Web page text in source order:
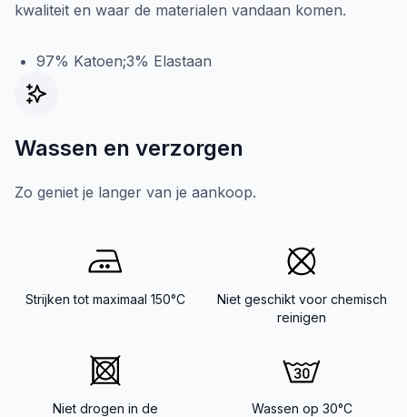
kwaliteit en waar de materialen vandaan komen.
97% Katoen;3% Elastaan
Wassen en verzorgen
Zo geniet je langer van je aankoop.
Strijken tot maximaal 150°C
Niet geschikt voor chemisch
reinigen
Niet drogen in de
Wassen op 30°C